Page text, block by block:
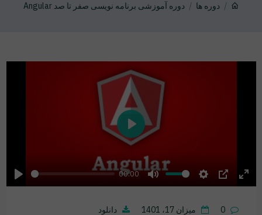
دوره ها دوره آموزشی برنامه نویسی صفر تا صد Angular
Play
00:00
Mute Settings
PIP
Play
0 میزان 17، 1401 دانلود